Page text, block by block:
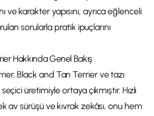
ve karakter yapısını, ayrıca eğlenceli
sorularla pratik ipuçlarını
Hakkında Genel Bakış
Black and Tan Terrier ve tazı
üretimiyle ortaya çıkmıştır. Hızlı
av sürüşü ve kıvrak zekâsı, onu hem